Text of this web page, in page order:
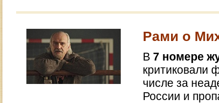
Рами о
В 7 номере
критиковали
числе за
России и